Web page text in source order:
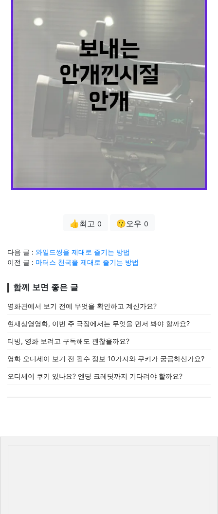
👍최고 0 😗오우 0
다음 글 : 와일드씽을 제대로 즐기는 방법
이전 글 : 마터스 천국을 제대로 즐기는 방법
함께 보면 좋은 글
영화관에서 보기 전에 무엇을 확인하고 계신가요?
현재상영영화, 이번 주 극장에서는 무엇을 먼저 봐야 할까요?
티빙, 영화 보려고 구독해도 괜찮을까요?
영화 오디세이 보기 전 필수 정보 10가지와 쿠키가 궁금하신가요?
오디세이 쿠키 있나요? 엔딩 크레딧까지 기다려야 할까요?